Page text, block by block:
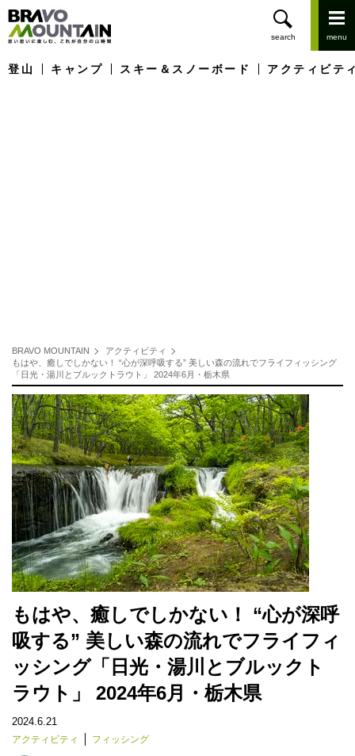
登山 キャンプ スキー＆スノーボード アクティビテ
BRAVO MOUNTAIN
アクティビティ
もはや、癒しでしかない！ “心が深呼吸する” 美しい森の流れでフライフィッシング
「日光・湯川とブルックトラウト」 2024年6月・栃木県
もはや、癒しでしかない！ “心が深呼
吸する” 美しい森の流れでフライフィ
ッシング「日光・湯川とブルックト
ラウト」 2024年6月・栃木県
2024.6.21
アクティビティ フィッシング